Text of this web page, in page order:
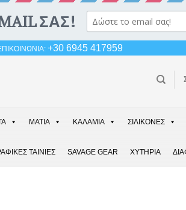
+30 6945 417959
ΜΑΤΙΑ ΚΑΛΑΜΙΑ ΣΙΛΙΚΟΝΕΣ
ΤΑΙΝΙΕΣ SAVAGE GEAR ΧΥΤΗΡΙΑ